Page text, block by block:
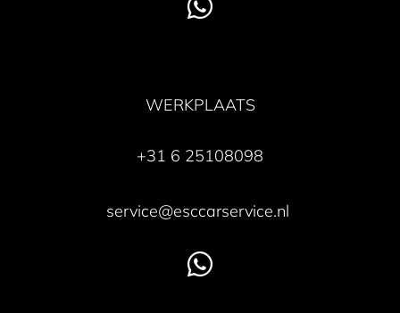
WERKPLAATS
+31 6 25108098
service@esccarservice.nl